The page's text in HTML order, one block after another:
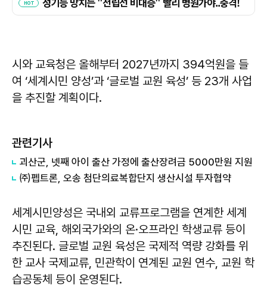
시와 교육청은 올해부터 2027년까지 394억원을 들
여 ‘세계시민 양성’과 ‘글로벌 교원 육성’ 등 23개 사업
을 추진할 계획이다.
관련기사
괴산군, 넷째 아이 출산 가정에 출산장려금 5000만원 지원
㈜펩트론, 오송 첨단의료복합단지 생산시설 투자협약
세계시민양성은 국내외 교류프로그램을 연계한 세계
시민 교육, 해외국가와의 온·오프라인 학생교류 등이
추진된다. 글로벌 교원 육성은 국제적 역량 강화를 위
한 교사 국제교류, 민관학이 연계된 교원 연수, 교원 학
습공동체 등이 운영된다.